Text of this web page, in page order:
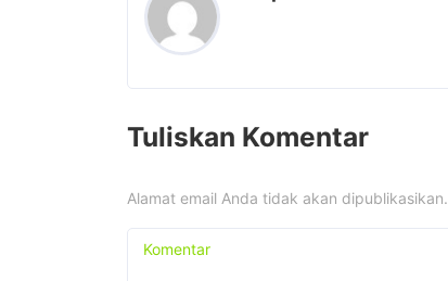
Tuliskan Komentar
Alamat email Anda tidak akan dipublikasikan.
Komentar